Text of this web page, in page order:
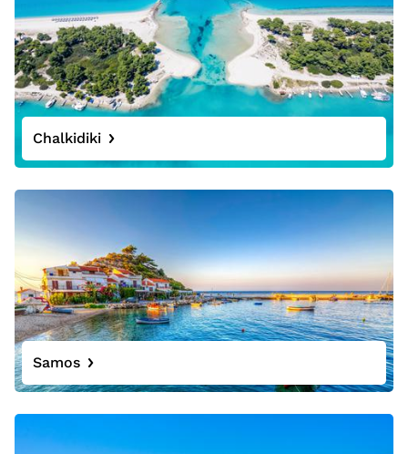
Chalkidiki
Samos